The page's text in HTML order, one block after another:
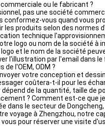
ou le fabricant ?
pas une société
conformez-vous quand vous
les produits selon des normes
technique
logo ou nom de la société à
logo et le nom de la société
l'illustration par l'email dans le
de l'OEM, ODM ?
votre conception et
coûtera-t-il pour les
de la quantité, taille de
? Comment est-ce que
dans le secteur de Dongcheng,
voyage à Zhengzhou, notre
pour réserver une visite